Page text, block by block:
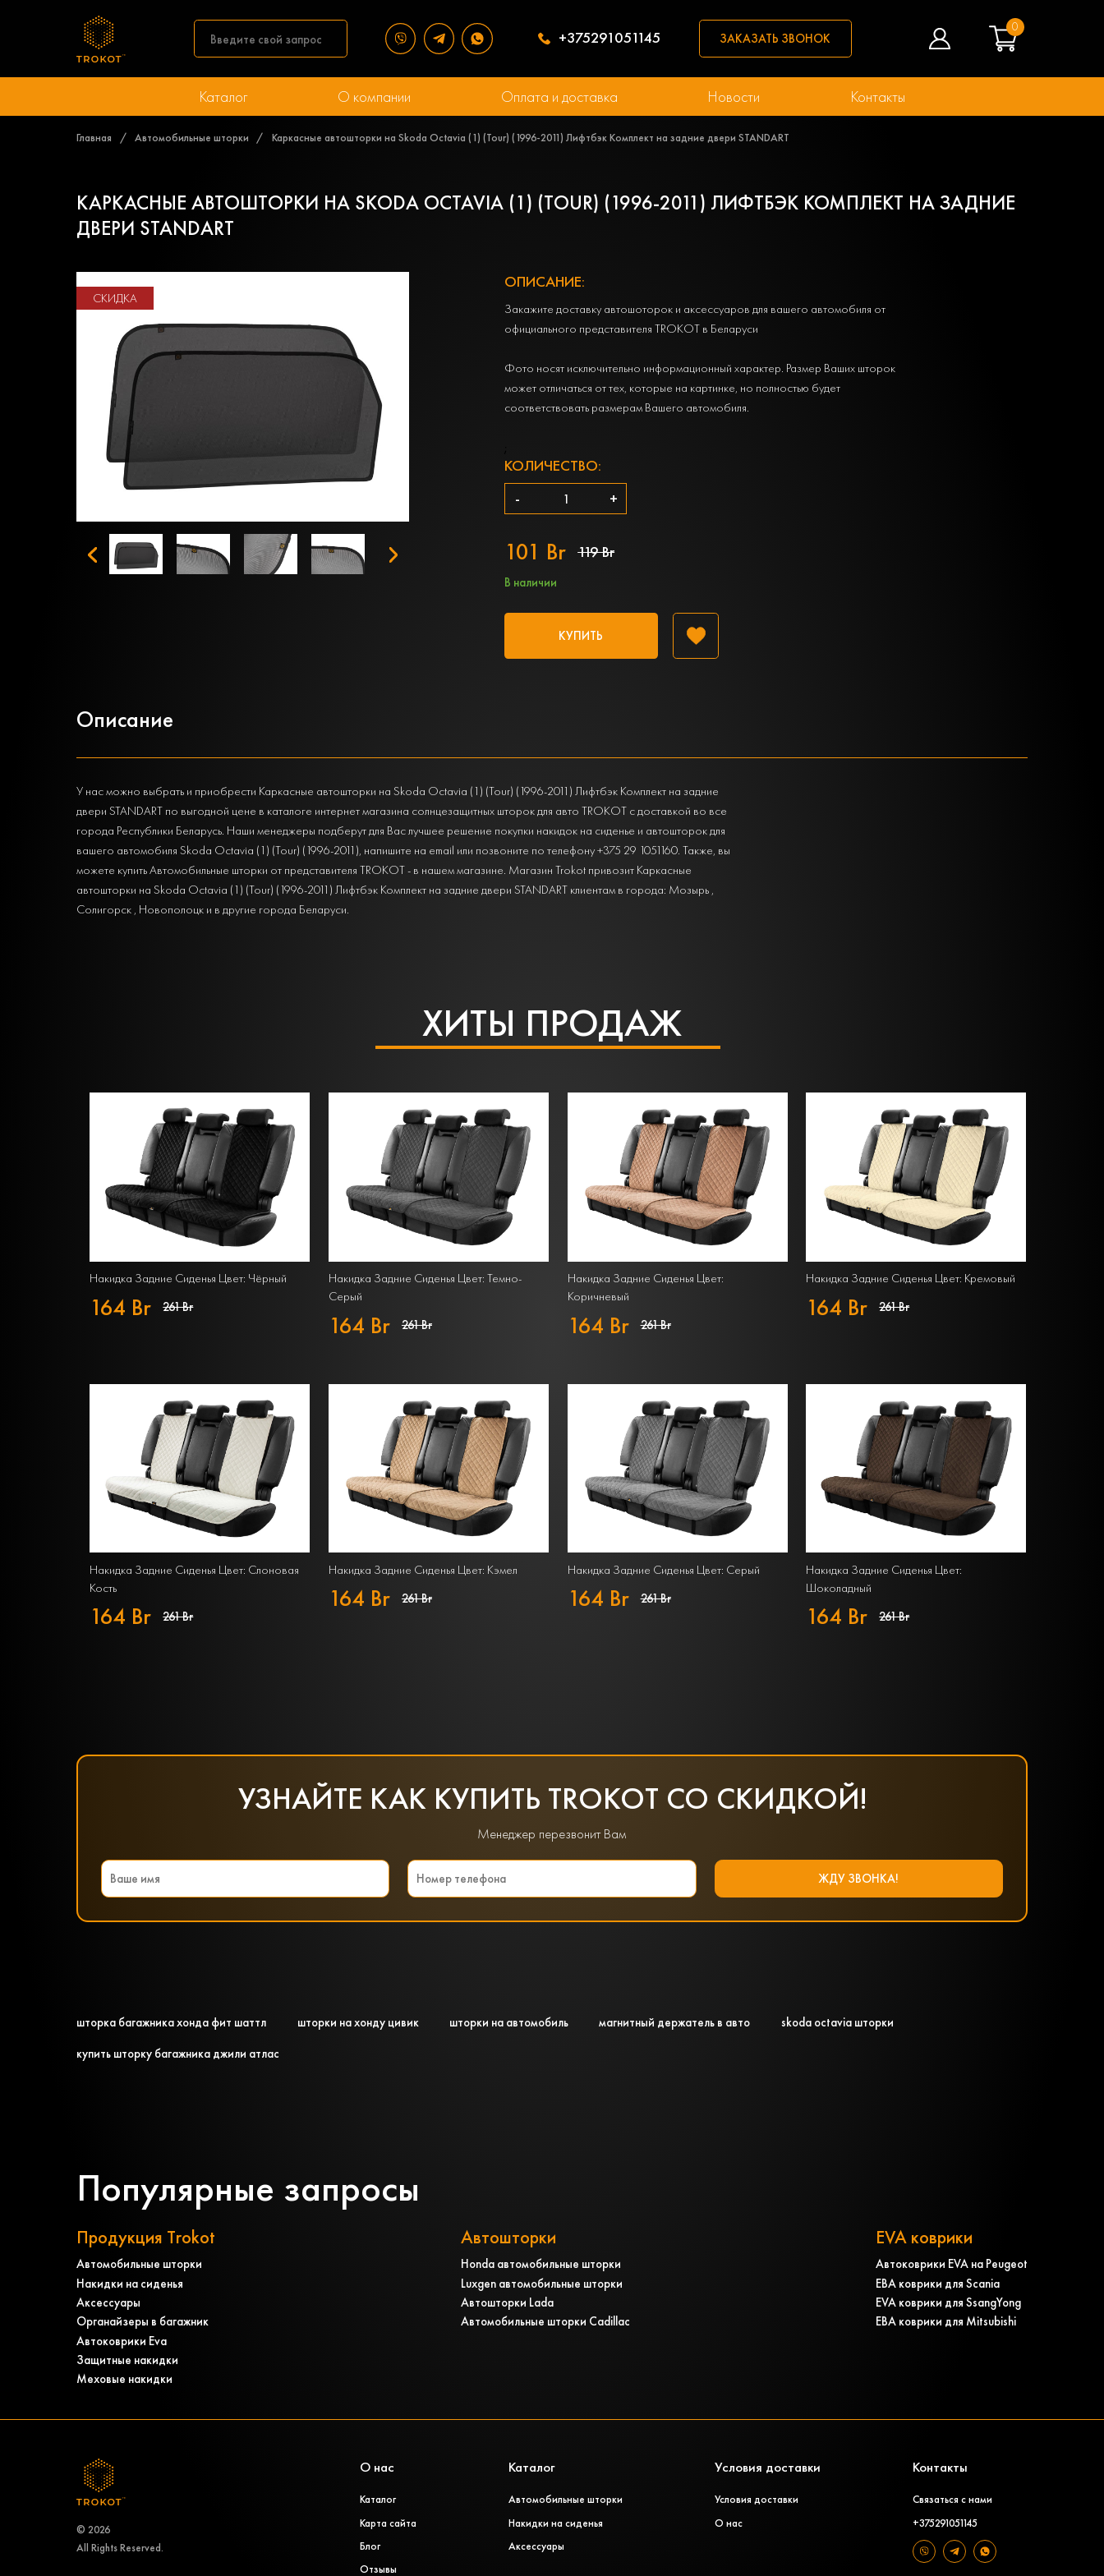
+375291051145 ЗАКАЗАТЬ ЗВОНОК
0
Каталог О компании Оплата и доставка Новости Контакты
Главная Автомобильные шторки Каркасные автошторки на Skoda Octavia (1) (Tour) (1996-2011) Лифтбэк Комплект на задние двери STANDART
КАРКАСНЫЕ АВТОШТОРКИ НА SKODA OCTAVIA (1) (TOUR) (1996-2011) ЛИФТБЭК КОМПЛЕКТ НА ЗАДНИЕ
ДВЕРИ STANDART
СКИДКА
ОПИСАНИЕ:
Закажите доставку автошоторок и аксессуаров для вашего автомобиля от
официального представителя TROKOT в Беларуси
Фото носят исключительно информационный характер. Размер Ваших шторок
может отличаться от тех, которые на картинке, но полностью будет
соответствовать размерам Вашего автомобиля.
КОЛИЧЕСТВО:
-
+
101 Br 119 Br
В наличии
КУПИТЬ
Описание
У нас можно выбрать и приобрести Каркасные автошторки на Skoda Octavia (1) (Tour) (1996-2011) Лифтбэк Комплект на задние
двери STANDART по выгодной цене в каталоге интернет магазина солнцезащитных шторок для авто TROKOT с доставкой во все
города Республики Беларусь. Наши менеджеры подберут для Вас лучшее решение покупки накидок на сиденье и автошторок для
вашего автомобиля Skoda Octavia (1) (Tour) (1996-2011), напишите на email или позвоните по телефону +375 29 1051160. Также, вы
можете купить Автомобильные шторки от представителя TROKOT - в нашем магазине. Магазин Trokot привозит Каркасные
автошторки на Skoda Octavia (1) (Tour) (1996-2011) Лифтбэк Комплект на задние двери STANDART клиентам в города: Мозырь ,
Солигорск , Новополоцк и в другие города Беларуси.
ХИТЫ ПРОДАЖ
Накидка Задние Сиденья Цвет: Чёрный
164 Br 261 Br
Накидка Задние Сиденья Цвет: Темно-
Серый
164 Br 261 Br
Накидка Задние Сиденья Цвет:
Коричневый
164 Br 261 Br
Накидка Задние Сиденья Цвет: Кремовый
164 Br 261 Br
Накидка Задние Сиденья Цвет: Слоновая
Кость
164 Br 261 Br
Накидка Задние Сиденья Цвет: Кэмел
164 Br 261 Br
Накидка Задние Сиденья Цвет: Серый
164 Br 261 Br
Накидка Задние Сиденья Цвет:
Шоколадный
164 Br 261 Br
Популярные запросы
Продукция Trokot
Автомобильные шторки
Накидки на сиденья
Аксессуары
Органайзеры в багажник
Автоковрики Eva
Защитные накидки
Меховые накидки
Автошторки
Honda автомобильные шторки
Luxgen автомобильные шторки
Автошторки Lada
Автомобильные шторки Cadillac
EVA коврики
Автоковрики EVA на Peugeot
ЕВА коврики для Scania
EVA коврики для SsangYong
ЕВА коврики для Mitsubishi
УЗНАЙТЕ КАК КУПИТЬ TROKOT СО СКИДКОЙ!
Менеджер перезвонит Вам
шторка багажника хонда фит шаттл шторки на хонду цивик шторки на автомобиль магнитный держатель в авто
skoda octavia шторки
купить шторку багажника джили атлас
© 2026
All Rights Reserved.
О нас
Каталог
Карта сайта
Блог
Отзывы
Каталог
Автомобильные шторки
Накидки на сиденья
Аксессуары
Условия доставки
Условия доставки
О нас
Контакты
Связаться с нами
+375291051145